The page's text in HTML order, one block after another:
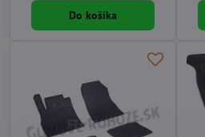
Do košíka